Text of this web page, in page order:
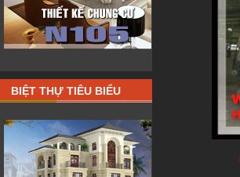
BIỆT THỰ TIÊU BIỂU